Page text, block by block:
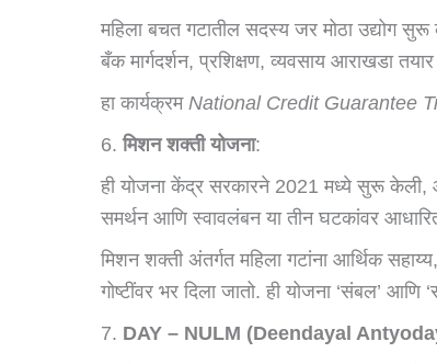
महिला बचत गटातील सदस्य जर मोठा उद्योग
बँक मार्गदर्शन, प्रशिक्षण, व्यवसाय आराखडा
हा कार्यक्रम National Credit Guarantee
6.मिशन शक्ती योजना:
ही योजना केंद्र सरकारने 2021 मध्ये सुरू केली,
समर्थन आणि स्वावलंबन या तीन घटकांवर
मिशन शक्ती अंतर्गत महिला गटांना आर्थिक
गोष्टींवर भर दिला जातो. ही योजना ‘संबल’ आणि
7. DAY – NULM (Deendayal